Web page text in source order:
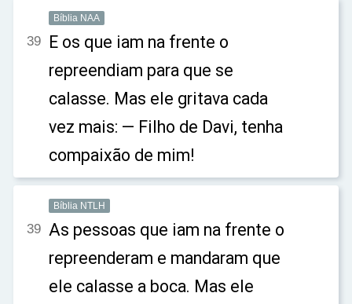
Bíblia NAA
39 E os que iam na frente o
repreendiam para que se
calasse. Mas ele gritava cada
vez mais: — Filho de Davi, tenha
compaixão de mim!
Bíblia NTLH
39 As pessoas que iam na frente o
repreenderam e mandaram que
ele calasse a boca. Mas ele